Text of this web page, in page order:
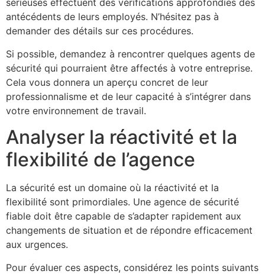
sérieuses effectuent des vérifications approfondies des
antécédents de leurs employés. N’hésitez pas à
demander des détails sur ces procédures.
Si possible, demandez à rencontrer quelques agents de
sécurité qui pourraient être affectés à votre entreprise.
Cela vous donnera un aperçu concret de leur
professionnalisme et de leur capacité à s’intégrer dans
votre environnement de travail.
Analyser la réactivité et la
flexibilité de l’agence
La sécurité est un domaine où la réactivité et la
flexibilité sont primordiales. Une agence de sécurité
fiable doit être capable de s’adapter rapidement aux
changements de situation et de répondre efficacement
aux urgences.
Pour évaluer ces aspects, considérez les points suivants